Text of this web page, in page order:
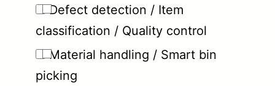
Defect detection / Item
classification / Quality control
Material handling / Smart bin
picking